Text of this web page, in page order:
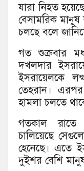
যারা নিহত
বেসামরিক
চলছে বলে
গত শুক্রবার
দখলদার
ইসরায়েলকে
তেহরান।
হামলা চলতে
গতকাল রাতে
চালিয়েছে
হেনেছে। এতে
দুইশর বেশি